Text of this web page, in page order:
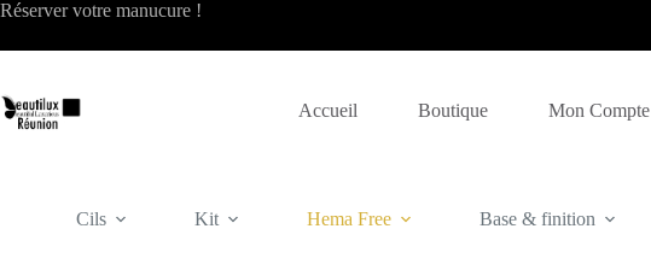
Passer
contenu
Réserver votre manucure !
Accueil Boutique Mon Compte
Cils Kit Hema Free Base & finition